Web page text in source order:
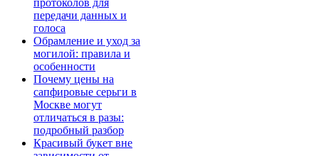
протоколов для
передачи данных и
голоса
Обрамление и уход за
могилой: правила и
особенности
Почему цены на
сапфировые серьги в
Москве могут
отличаться в разы:
подробный разбор
Красивый букет вне